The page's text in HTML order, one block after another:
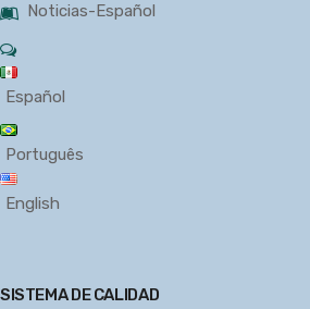
Noticias-Español
Español
Português
English
SISTEMA DE CALIDAD